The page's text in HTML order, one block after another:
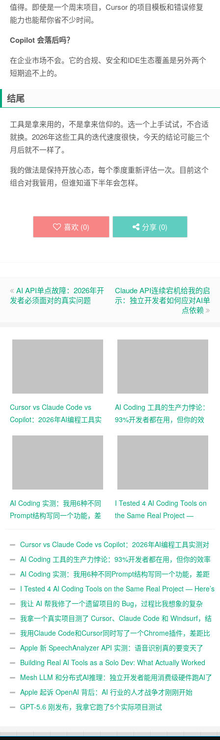
值得。即使是一个周末项目，Cursor 的项目模板和错误修复
能力也能帮你省不少时间。
Copilot 会落后吗？
在企业市场不会。它的合规、安全和IDE生态覆盖是另外两个
短期追不上的。
结尾
工具是拿来用的，不是拿来信仰的。选一个上手试试，不合适
就换。2026年这些工具的迭代速度很快，今天的结论可能三个
月后就不一样了。
我的做法是保持开放心态，每个季度重新评估一次。目前这个
组合对我管用，但谁知道下半年会怎样。
喜欢 (0) 分享 (0)
AI API单点故障：2026年开
发者必须面对的真实问题
Claude API连续宕机给我的启
示：独立开发者如何应对AI单
点依赖
Cursor vs Claude Code vs
Copilot：2026年AI编程工具实
AI Coding 工具的生产力悖论：
93%开发者都在用，但你的效
AI Coding 实测：我用6种不同
Prompt结构写同一个功能，差
I Tested 4 AI Coding Tools on
the Same Real Project —
and Right
Cursor vs Claude Code vs Copilot：2026年AI编程工具实测对
比 AI Coding 工具的生产力悖论：93%开发者都在用，但你的效率
真的提升了吗？
AI Coding 实测：我用6种不同Prompt结构写同一个功能，差距
有多大I Tested 4 AI Coding Tools on the Same Real Project — Here’s
What Each Got Wrong and Right
我让 AI 帮我修了一个遗留项目的 Bug，过程比我想象的复杂
我拿一个真实项目测了 Cursor、Claude Code 和 Windsurf，结
果有点意外
我用Claude Code和Cursor同时写了一个Chrome插件，差距比
想象中大
Apple 新 SpeechAnalyzer API 实测：语音识别真的要变天了
吗 Building Real AI Tools as a Solo Dev: What Actually Worked
for Me in 2026
Mesh LLM 和分布式AI推理：独立开发者能用消费级硬件跑AI了
吗 Apple 起诉 OpenAI 背后：AI 行业的人才战争才刚刚开始
GPT-5.6 刚发布，我拿它跑了5个实际项目测试